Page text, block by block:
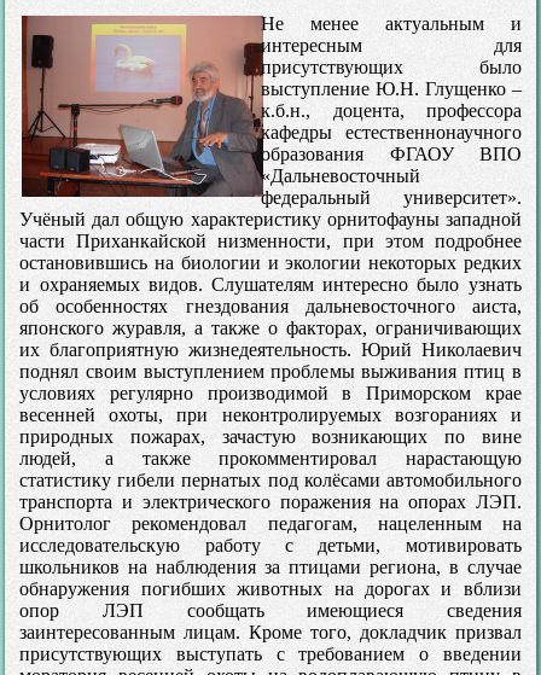
Не менее актуальным и
интересным для
присутствующих было
выступление Ю.Н. Глущенко –
к.б.н., доцента, профессора
кафедры естественнонаучного
образования ФГАОУ ВПО
«Дальневосточный
федеральный университет».
Учёный дал общую характеристику орнитофауны западной
части Приханкайской низменности, при этом подробнее
остановившись на биологии и экологии некоторых редких
и охраняемых видов. Слушателям интересно было узнать
об особенностях гнездования дальневосточного аиста,
японского журавля, а также о факторах, ограничивающих
их благоприятную жизнедеятельность. Юрий Николаевич
поднял своим выступлением проблемы выживания птиц в
условиях регулярно производимой в Приморском крае
весенней охоты, при неконтролируемых возгораниях и
природных пожарах, зачастую возникающих по вине
людей, а также прокомментировал нарастающую
статистику гибели пернатых под колёсами автомобильного
транспорта и электрического поражения на опорах ЛЭП.
Орнитолог рекомендовал педагогам, нацеленным на
исследовательскую работу с детьми, мотивировать
школьников на наблюдения за птицами региона, в случае
обнаружения погибших животных на дорогах и вблизи
опор ЛЭП сообщать имеющиеся сведения
заинтересованным лицам. Кроме того, докладчик призвал
присутствующих выступать с требованием о введении